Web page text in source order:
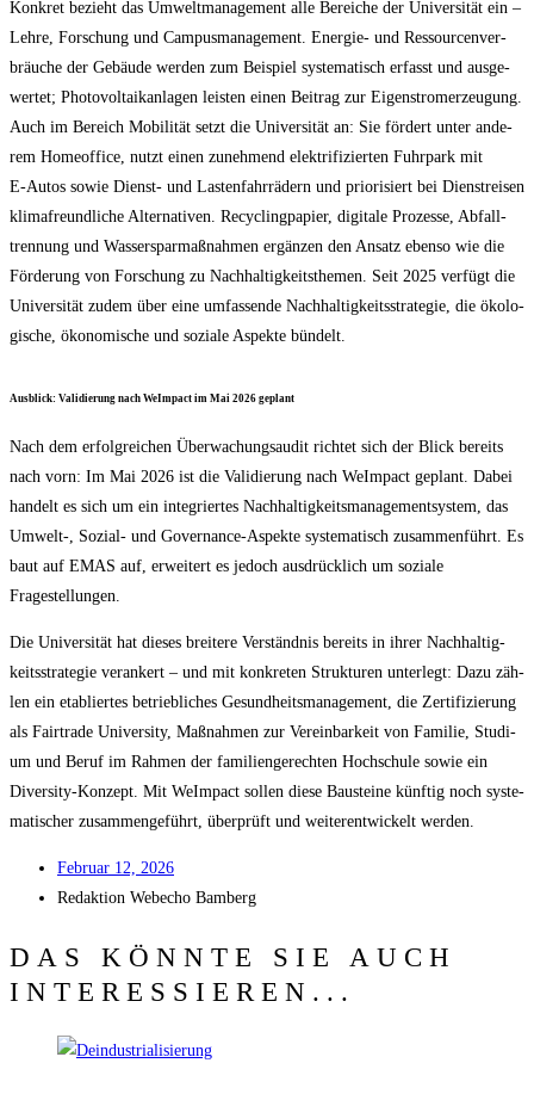
Kon­kret bezieht das Umwelt­ma­nage­ment alle Berei­che der Uni­ver­si­tät ein –
Leh­re, For­schung und Cam­pus­ma­nage­ment. Ener­gie- und Res­sour­cen­ver­
bräu­che der Gebäu­de wer­den zum Bei­spiel sys­te­ma­tisch erfasst und aus­ge­
wer­tet; Pho­to­vol­ta­ik­an­la­gen leis­ten einen Bei­trag zur Eigen­strom­erzeu­gung.
Auch im Bereich Mobi­li­tät setzt die Uni­ver­si­tät an: Sie för­dert unter ande­
rem Home­of­fice, nutzt einen zuneh­mend elek­tri­fi­zier­ten Fuhr­park mit
E‑Autos sowie Dienst- und Las­ten­fahr­rä­dern und prio­ri­siert bei Dienst­rei­sen
kli­ma­freund­li­che Alter­na­ti­ven. Recy­cling­pa­pier, digi­ta­le Pro­zes­se, Abfall­
tren­nung und Was­ser­spar­maß­nah­men ergän­zen den Ansatz eben­so wie die
För­de­rung von For­schung zu Nach­hal­tig­keits­the­men. Seit 2025 ver­fügt die
Uni­ver­si­tät zudem über eine umfas­sen­de Nach­hal­tig­keits­stra­te­gie, die öko­lo­
gi­sche, öko­no­mi­sche und sozia­le Aspek­te bündelt.
Aus­blick: Vali­die­rung nach WeIm­pact im Mai 2026 geplant
Nach dem erfolg­rei­chen Über­wa­chungs­au­dit rich­tet sich der Blick bereits
nach vorn: Im Mai 2026 ist die Vali­die­rung nach WeIm­pact geplant. Dabei
han­delt es sich um ein inte­grier­tes Nach­hal­tig­keits­ma­nage­ment­sys­tem, das
Umwelt‑, Sozi­al- und Gover­nan­ce-Aspek­te sys­te­ma­tisch zusam­men­führt. Es
baut auf EMAS auf, erwei­tert es jedoch aus­drück­lich um sozia­le
Fragestellungen.
Die Uni­ver­si­tät hat die­ses brei­te­re Ver­ständ­nis bereits in ihrer Nach­hal­tig­
keits­stra­te­gie ver­an­kert – und mit kon­kre­ten Struk­tu­ren unter­legt: Dazu zäh­
len ein eta­blier­tes betrieb­li­ches Gesund­heits­ma­nage­ment, die Zer­ti­fi­zie­rung
als Fair­trade Uni­ver­si­ty, Maß­nah­men zur Ver­ein­bar­keit von Fami­lie, Stu­di­
um und Beruf im Rah­men der fami­li­en­ge­rech­ten Hoch­schu­le sowie ein
Diver­si­ty-Kon­zept. Mit WeIm­pact sol­len die­se Bau­stei­ne künf­tig noch sys­te­
ma­ti­scher zusam­men­ge­führt, über­prüft und wei­ter­ent­wi­ckelt werden.
Febru­ar 12, 2026
Redak­ti­on Web­echo Bamberg
DAS KÖNNTE SIE AUCH
INTERESSIEREN...